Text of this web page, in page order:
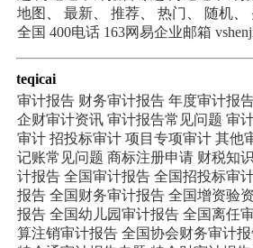
地图
最新 推荐 热门 随机
全国 400电话 163网易企业邮箱
teqicai
审计报告 财务审计报告 年度审计报
企财审计资讯 审计报告常见问题 审
审计 招投标审计 项目专项审计 其他
记账常见问题 商标注册申请 财税知识
计报告 全国审计报告 全国招投标审
报告 全国财务审计报告 全国增资验
报告 全国幼儿园审计报告 全国离任
算注销审计报告 全国协会财务审计